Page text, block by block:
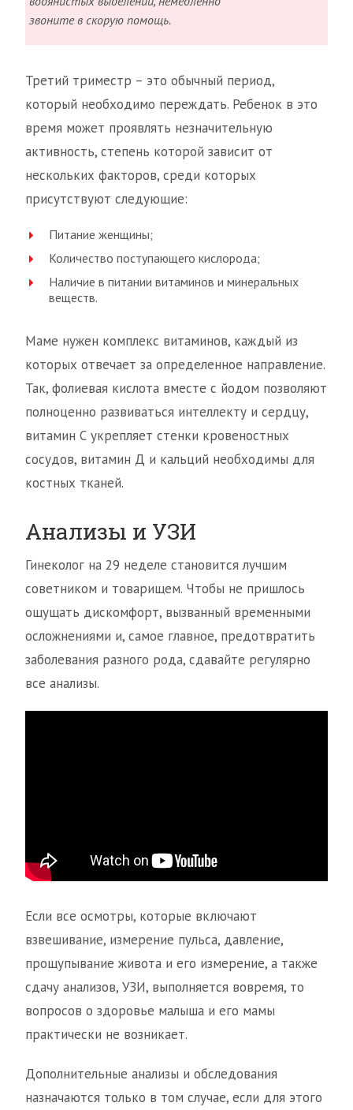
звоните в скорую помощь.
Третий триместр – это обычный период,
который необходимо переждать. Ребенок в это
время может проявлять незначительную
активность, степень которой зависит от
нескольких факторов, среди которых
присутствуют следующие:
Питание женщины;
Количество поступающего кислорода;
Наличие в питании витаминов и минеральных
веществ.
Маме нужен комплекс витаминов, каждый из
которых отвечает за определенное направление.
Так, фолиевая кислота вместе с йодом позволяют
полноценно развиваться интеллекту и сердцу,
витамин С укрепляет стенки кровеностных
сосудов, витамин Д и кальций необходимы для
костных тканей.
Анализы и УЗИ
Гинеколог на 29 неделе становится лучшим
советником и товарищем. Чтобы не пришлось
ощущать дискомфорт, вызванный временными
осложнениями и, самое главное, предотвратить
заболевания разного рода, сдавайте регулярно
все анализы.
Если все осмотры, которые включают
взвешивание, измерение пульса, давление,
прощупывание живота и его измерение, а также
сдачу анализов, УЗИ, выполняется вовремя, то
вопросов о здоровье малыша и его мамы
практически не возникает.
Дополнительные анализы и обследования
назначаются только в том случае, если для этого